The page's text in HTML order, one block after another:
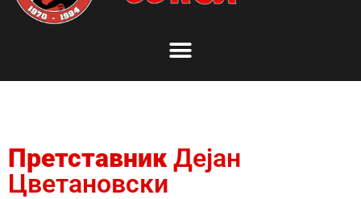
Претставник Дејан
Цветановски